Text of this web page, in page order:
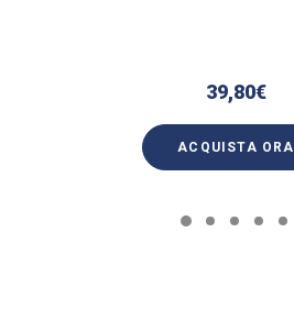
39,80€
ACQUISTA ORA